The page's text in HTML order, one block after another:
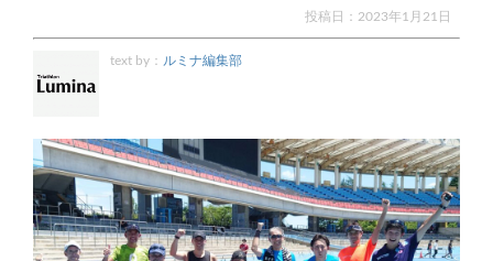
投稿日： 2023年1月21日
text by： ルミナ編集部